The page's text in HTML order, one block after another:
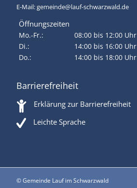
E-Mail:gemeinde@lauf-schwarzwald.de
Öffnungszeiten
Mo.-Fr.:
08:00 bis 12:00 Uhr
Di.:
14:00 bis 16:00 Uhr
Do.:
14:00 bis 18:00 Uhr
Barrierefreiheit
Erklärung zur Barrierefreiheit
Leichte Sprache
© Gemeinde Lauf im Schwarzwald